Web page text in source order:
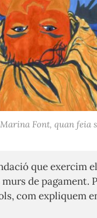
Font, quan feia
que exercim
de pagament.
com expliquem